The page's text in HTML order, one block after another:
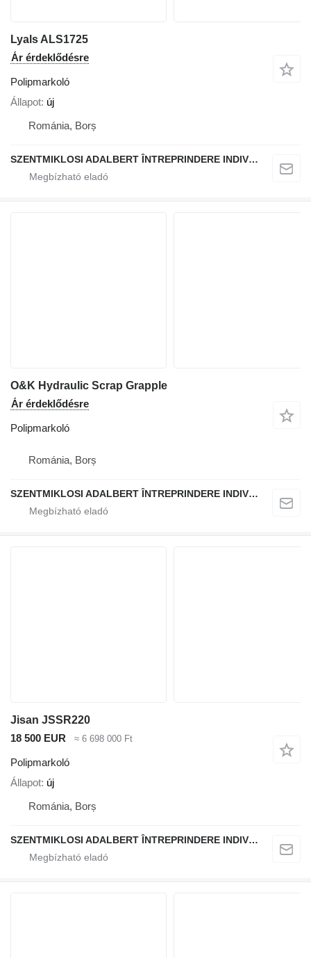
Lyals ALS1725
Ár érdeklődésre
Polipmarkoló
Állapot új
Románia, Borș
SZENTMIKLOSI ADALBERT ÎNTREPRINDERE INDIVIDUALĂ
O&K Hydraulic Scrap Grapple
Ár érdeklődésre
Polipmarkoló
Románia, Borș
SZENTMIKLOSI ADALBERT ÎNTREPRINDERE INDIVIDUALĂ
Jisan JSSR220
18 500 EUR
≈ 6 698 000 Ft
Polipmarkoló
Állapot új
Románia, Borș
SZENTMIKLOSI ADALBERT ÎNTREPRINDERE INDIVIDUALĂ